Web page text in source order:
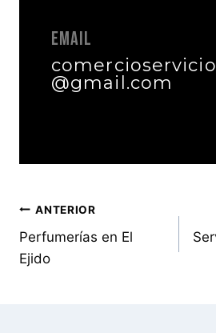
Email
@gmail.com
Navegación
de
ANTERIOR
Perfumerías en El
Ejido